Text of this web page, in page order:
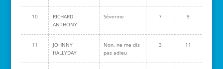
10
RICHARD
ANTHONY
Séverine 7 9
11
JOHNNY
HALLYDAY
Non, ne me dis
pas adieu
3 11